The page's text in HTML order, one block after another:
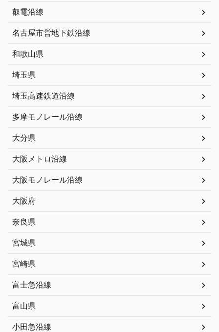
叡電沿線
名古屋市営地下鉄沿線
和歌山県
埼玉県
埼玉高速鉄道沿線
多摩モノレール沿線
大分県
大阪メトロ沿線
大阪モノレール沿線
大阪府
奈良県
宮城県
宮崎県
富士急沿線
富山県
小田急沿線